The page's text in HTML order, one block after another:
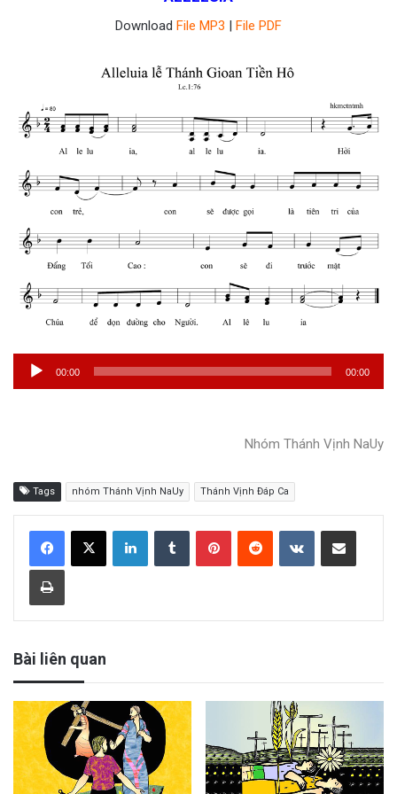
Download File MP3 | File PDF
Trình
phát
00:00 00:00
Nhóm Thánh Vịnh NaUy
Tags nhóm Thánh Vịnh NaUy Thánh Vịnh Đáp Ca
Bài liên quan